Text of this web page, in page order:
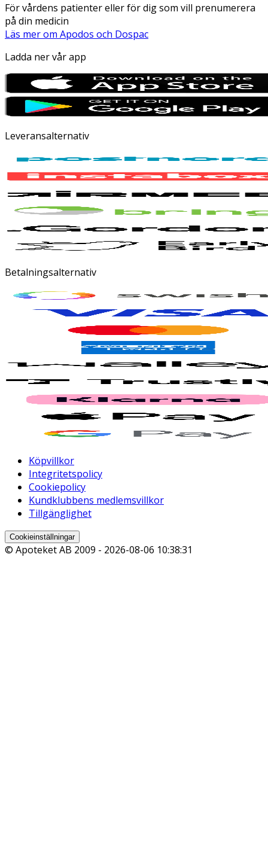
För vårdens patienter eller för dig som vill prenumerera
på din medicin
Läs mer om Apodos och Dospac
Ladda ner vår app
Leveransalternativ
Betalningsalternativ
Köpvillkor
Integritetspolicy
Cookiepolicy
Kundklubbens medlemsvillkor
Tillgänglighet
Cookieinställningar
© Apoteket AB 2009 - 2026-08-06 10:38:31